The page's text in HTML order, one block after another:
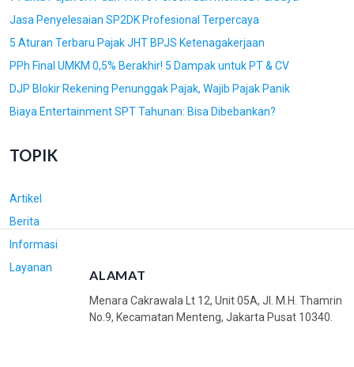
Jasa Penyelesaian SP2DK Profesional Terpercaya
5 Aturan Terbaru Pajak JHT BPJS Ketenagakerjaan
PPh Final UMKM 0,5% Berakhir! 5 Dampak untuk PT & CV
DJP Blokir Rekening Penunggak Pajak, Wajib Pajak Panik
Biaya Entertainment SPT Tahunan: Bisa Dibebankan?
TOPIK
Artikel
Berita
Informasi
Layanan
ALAMAT
Menara Cakrawala Lt 12, Unit 05A, Jl. M.H. Thamrin
No.9, Kecamatan Menteng, Jakarta Pusat 10340.